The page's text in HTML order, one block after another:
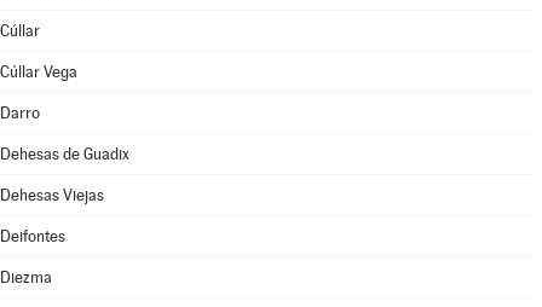
Cúllar
Cúllar Vega
Darro
Dehesas de Guadix
Dehesas Viejas
Deifontes
Diezma